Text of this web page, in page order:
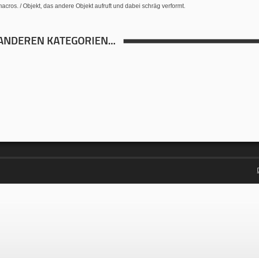
/ Objekt, das andere Objekt aufruft und dabei schräg verformt.
KATEGORIEN...